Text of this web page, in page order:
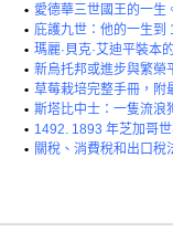
• 愛德華三世國王的一生
• 庇護九世：他的一生到
• 瑪麗·貝克·艾迪平裝本
• 新烏托邦或進步與繁榮
• 草莓栽培完整手冊，附
•
• 1492. 1893 年芝加哥
• 關稅、消費稅和出口稅